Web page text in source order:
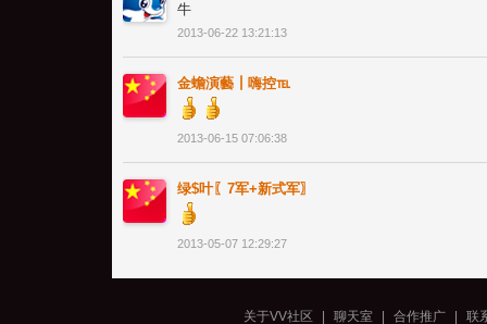
牛
2013-06-22 13:21:13
金蟾演藝┃嗨控℡
2013-06-15 07:06:38
绿$叶〖7军+新式军〗
2013-05-07 12:29:27
关于VV社区 聊天室 合作推广 联